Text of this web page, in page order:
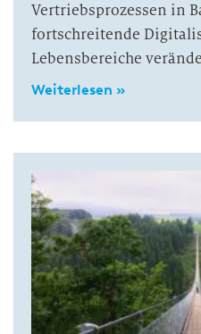
Vertriebsprozessen in
fortschreitende
Lebensbereiche
Weiterlesen »